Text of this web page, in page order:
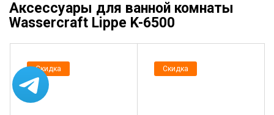
Аксессуары для ванной комнаты
Wassercraft Lippe K-6500
Скидка Скидка